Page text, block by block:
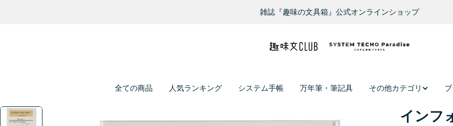
雑誌『趣味の文具箱』公式オンラインショップ
全ての商品 人気ランキング システム手帳 万年筆・筆記具 その他カテゴリ
インフ